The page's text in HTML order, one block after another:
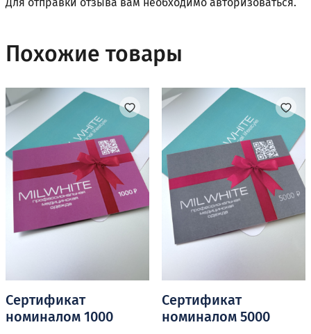
Похожие товары
Сертификат
номиналом 1000
Сертификат
номиналом 5000